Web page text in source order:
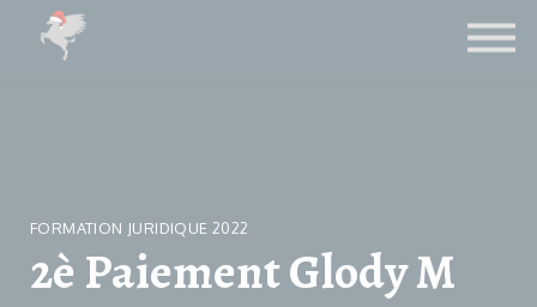
FORMATION JURIDIQUE 2022
2è Paiement Glody M